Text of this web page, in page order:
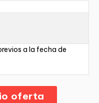
a la fecha de
oferta